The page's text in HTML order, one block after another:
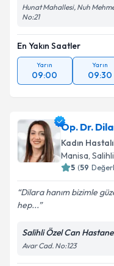
Hunat Mahallesi, Nuh
No:21
En Yakın Saatler
Yarın
09:00
Yarın
09:30
Op. Dr.
Kadın
Manisa, Salihli
5 (59
Dilara hanım bizimle
hep...
Salihli Özel Can
Avar Cad. No:123